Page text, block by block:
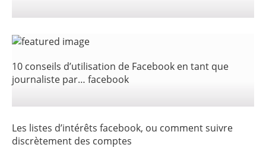
10 conseils d’utilisation de Facebook en tant que
journaliste par… facebook
Les listes d’intérêts facebook, ou comment suivre
discrètement des comptes